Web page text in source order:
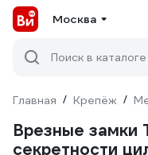
Москва
Поиск в каталоге
Главная / Крепёж /
Врезные замки
секретности